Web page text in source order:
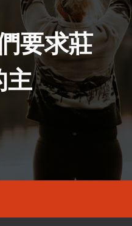
要求莊
主